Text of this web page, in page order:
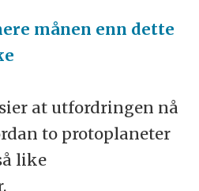
månen enn dette
at utfordringen nå
to protoplaneter
like